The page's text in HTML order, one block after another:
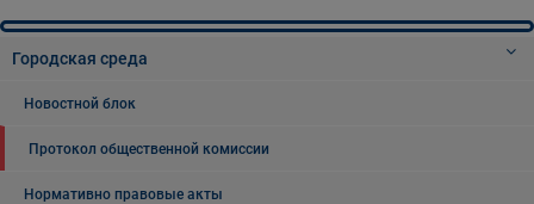
Городская среда
Новостной блок
Протокол общественной комиссии
Нормативно правовые акты